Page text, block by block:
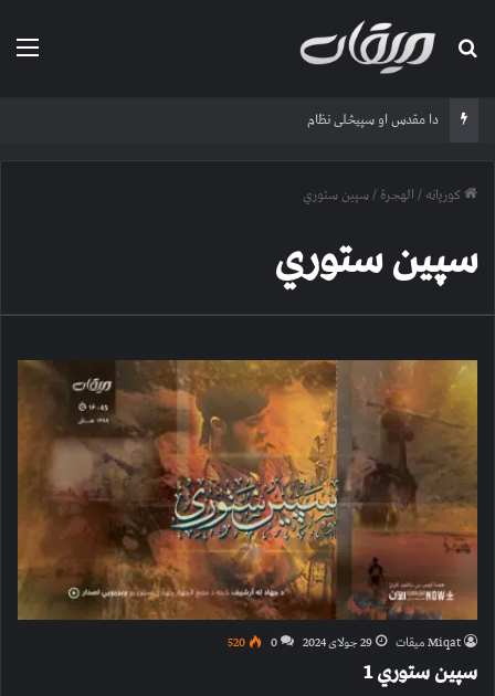
لټون لپاره
دا مقدس او سپیڅلی نظام
کورپاڼه/الهجرة/سپين ستوري
سپين ستوري
Miqat میقات 29 جولای 2024 0
520
سپین ستوري 1